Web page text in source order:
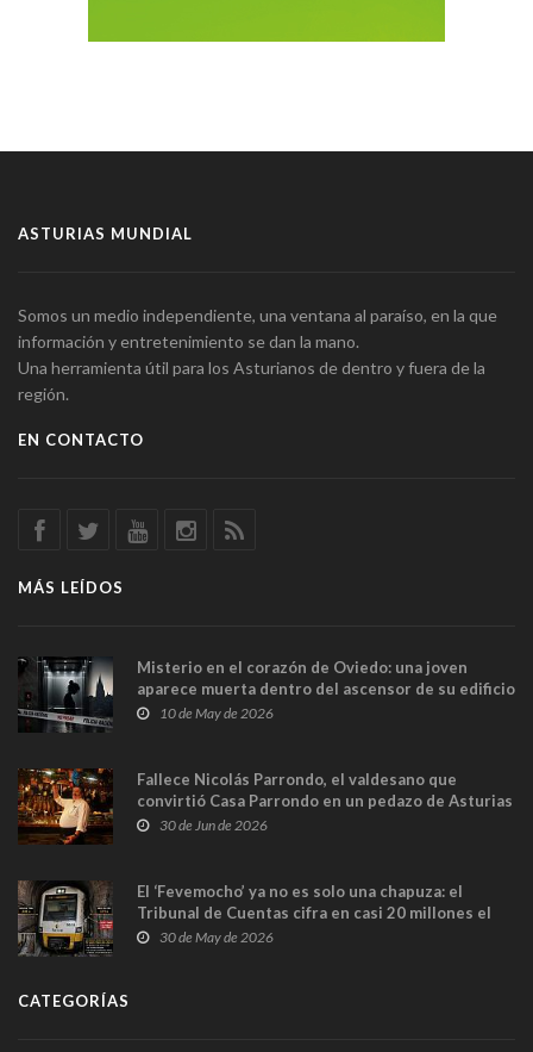
ASTURIAS MUNDIAL
Somos un medio independiente, una ventana al paraíso, en la que
información y entretenimiento se dan la mano.
Una herramienta útil para los Asturianos de dentro y fuera de la
región.
EN CONTACTO
MÁS LEÍDOS
Misterio en el corazón de Oviedo: una joven
aparece muerta dentro del ascensor de su edificio
y las cámaras captan sus últimos minutos
10 de May de 2026
Fallece Nicolás Parrondo, el valdesano que
convirtió Casa Parrondo en un pedazo de Asturias
en Madrid
30 de Jun de 2026
El ‘Fevemocho’ ya no es solo una chapuza: el
Tribunal de Cuentas cifra en casi 20 millones el
sobrecoste de los trenes que no cabían por los
30 de May de 2026
CATEGORÍAS